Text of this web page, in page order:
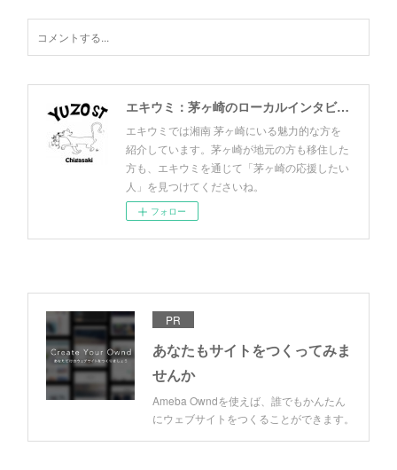
エキウミ：茅ヶ崎のローカルインタビューメディア
エキウミでは湘南 茅ヶ崎にいる魅力的な方を
紹介しています。茅ヶ崎が地元の方も移住した
方も、エキウミを通じて「茅ヶ崎の応援したい
人」を見つけてくださいね。
フォロー
PR
あなたもサイトをつくってみま
せんか
Ameba Owndを使えば、誰でもかんたん
にウェブサイトをつくることができます。